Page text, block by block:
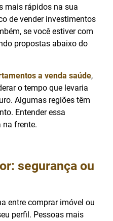
mais rápidos na sua
de vender investimentos
se você estiver com
propostas abaixo do
a venda saúde,
o tempo que levaria
Algumas regiões têm
Entender essa
na frente.
segurança ou
entre comprar imóvel ou
perfil. Pessoas mais